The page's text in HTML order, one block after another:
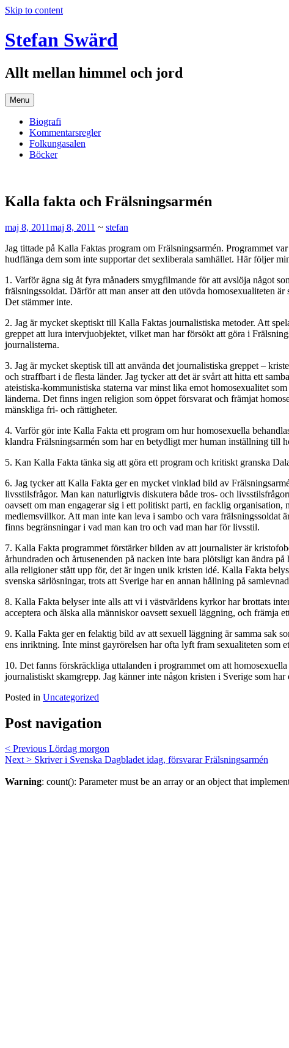
Skip to content
Stefan Swärd
Allt mellan himmel och jord
Menu
Biografi
Kommentarsregler
Folkungasalen
Böcker
Kalla fakta och Frälsningsarmén
maj 8, 2011maj 8, 2011 ~ stefan
Jag tittade på Kalla Faktas program om Frälsningsarmén. Programmet
hudflänga dem som inte supportar det sexliberala samhället. Här följer
1. Varför ägna sig åt fyra månaders smygfilmande för att avslöja något
frälsningssoldat. Därför att man anser att den utövda homosexualiteten
Det stämmer inte.
2. Jag är mycket skeptiskt till Kalla Faktas journalistiska metoder. Att
greppet att lura intervjuobjektet, vilket man har försökt att göra i
journalisterna.
3. Jag är mycket skeptisk till att använda det journalistiska greppet –
och straffbart i de flesta länder. Jag tycker att det är svårt att hitta ett
ateistiska-kommunistiska staterna var minst lika emot homosexualitet
länderna. Det finns ingen religion som öppet försvarat och främjat
mänskliga fri- och rättigheter.
4. Varför gör inte Kalla Fakta ett program om hur homosexuella
klandra Frälsningsarmén som har en betydligt mer human inställning till
5. Kan Kalla Fakta tänka sig att göra ett program och kritiskt granska
6. Jag tycker att Kalla Fakta ger en mycket vinklad bild av
livsstilsfrågor. Man kan naturligtvis diskutera både tros- och
oavsett om man engagerar sig i ett politiskt parti, en facklig
medlemsvillkor. Att man inte kan leva i sambo och vara frälsningssoldat
finns begränsningar i vad man kan tro och vad man har för livsstil.
7. Kalla Fakta programmet förstärker bilden av att journalister är
århundraden och årtusenenden på nacken inte bara plötsligt kan ändra
alla religioner stått upp för, det är ingen unik kristen idé. Kalla Fakta
svenska särlösningar, trots att Sverige har en annan hållning på
8. Kalla Fakta belyser inte alls att vi i västvärldens kyrkor har brottats
acceptera och älska alla människor oavsett sexuell läggning, och främja
9. Kalla Fakta ger en felaktig bild av att sexuell läggning är samma sak
ens inriktning. Inte minst gayrörelsen har ofta lyft fram sexualiteten som
10. Det fanns förskräckliga uttalanden i programmet om att
journalistiskt skamgrepp. Jag känner inte någon kristen i Sverige som har
Posted in Uncategorized
Post navigation
< Previous Lördag morgon
Next > Skriver i Svenska Dagbladet idag, försvarar Frälsningsarmén
Warning: count(): Parameter must be an array or an object that